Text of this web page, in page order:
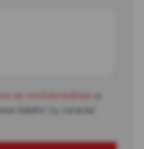
de confidențialitate
datelor cu caracter